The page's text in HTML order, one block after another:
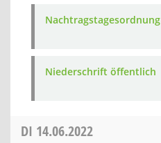
Nachtragstagesordnung
Niederschrift öffentlich
DI 14.06.2022